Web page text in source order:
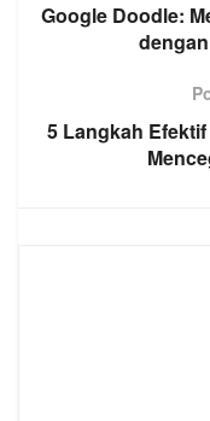
Google Doodle:
5 Langkah